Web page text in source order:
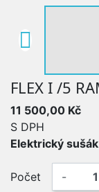

FLEX I /5
11 500,00 Kč
S DPH
Elektrický
Počet -